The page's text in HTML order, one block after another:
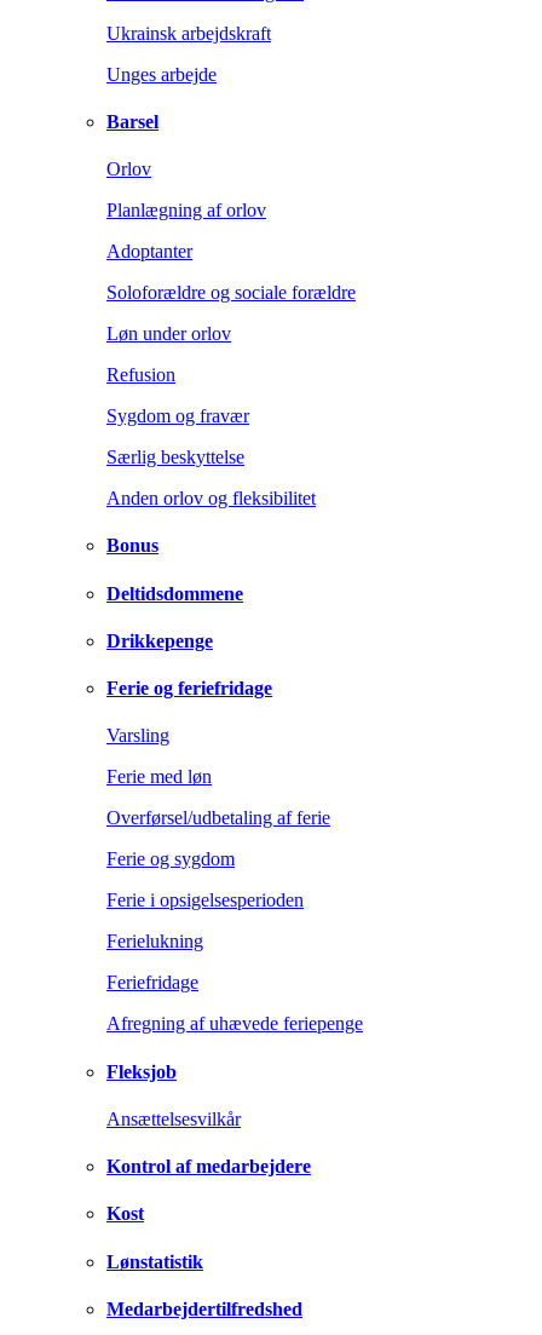
Ukrainsk arbejdskraft
Unges arbejde
Barsel
Orlov
Planlægning af orlov
Adoptanter
Soloforældre og sociale forældre
Løn under orlov
Refusion
Sygdom og fravær
Særlig beskyttelse
Anden orlov og fleksibilitet
Bonus
Deltidsdommene
Drikkepenge
Ferie og feriefridage
Varsling
Ferie med løn
Overførsel/udbetaling af ferie
Ferie og sygdom
Ferie i opsigelsesperioden
Ferielukning
Feriefridage
Afregning af uhævede feriepenge
Fleksjob
Ansættelsesvilkår
Kontrol af medarbejdere
Kost
Lønstatistik
Medarbejdertilfredshed